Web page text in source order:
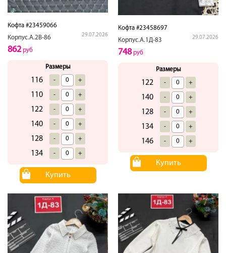
Кофта #23459066
Корпус.А.2В-86
29.07.2026
862руб
Размеры
116 - +
110 - +
122 - +
140 - +
128 - +
134 - +
Купить
Кофта #23458697
Корпус.А.1Д-83
29.07.2026
748руб
Размеры
122 - +
140 - +
128 - +
134 - +
146 - +
Купить